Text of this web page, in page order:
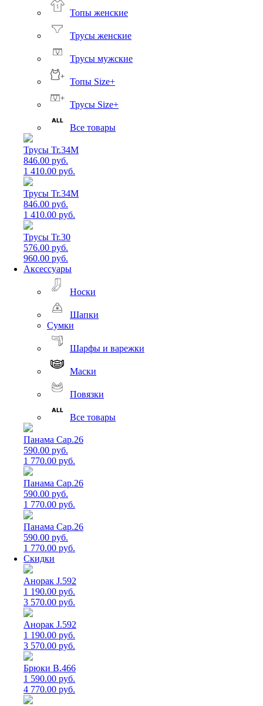
Топы женские
Трусы женские
Трусы мужские
Топы Size+
Трусы Size+
Все товары
Трусы Tr.34M
846.00 руб.
1 410.00 руб.
Трусы Tr.34M
846.00 руб.
1 410.00 руб.
Трусы Tr.30
576.00 руб.
960.00 руб.
Аксессуары
Носки
Шапки
Сумки
Шарфы и варежки
Маски
Повязки
Все товары
Панама Cap.26
590.00 руб.
1 770.00 руб.
Панама Cap.26
590.00 руб.
1 770.00 руб.
Панама Cap.26
590.00 руб.
1 770.00 руб.
Скидки
Анорак J.592
1 190.00 руб.
3 570.00 руб.
Анорак J.592
1 190.00 руб.
3 570.00 руб.
Брюки B.466
1 590.00 руб.
4 770.00 руб.